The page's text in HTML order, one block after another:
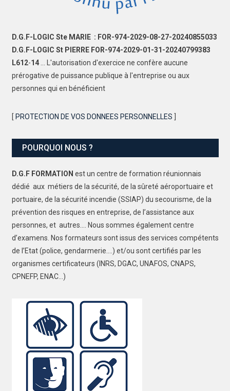
D.G.F-LOGIC Ste MARIE : FOR-974-2029-08-27-20240855033
D.G.F-LOGIC St PIERRE FOR-974-2029-01-31-20240799383
L612-14... L'autorisation d'exercice ne confère aucune
prérogative de puissance publique à l'entreprise ou aux
personnes qui en bénéficient
[ PROTECTION DE VOS DONNEES PERSONNELLES
POURQUOI NOUS ?
D.G.F FORMATION est un centre de formation réunionnais
dédié aux métiers de la sécurité, de la sûreté aéroportuaire et
portuaire, de la sécurité incendie (SSIAP) du secourisme, de la
prévention des risques en entreprise, de l’assistance aux
personnes, et autres…. Nous sommes également centre
d’examens. Nos formateurs sont issus des services compétents
de l’Etat (police, gendarmerie….) et/ou sont certifiés par les
organismes certificateurs (INRS, DGAC, UNAFOS, CNAPS,
CPNEFP, ENAC…)